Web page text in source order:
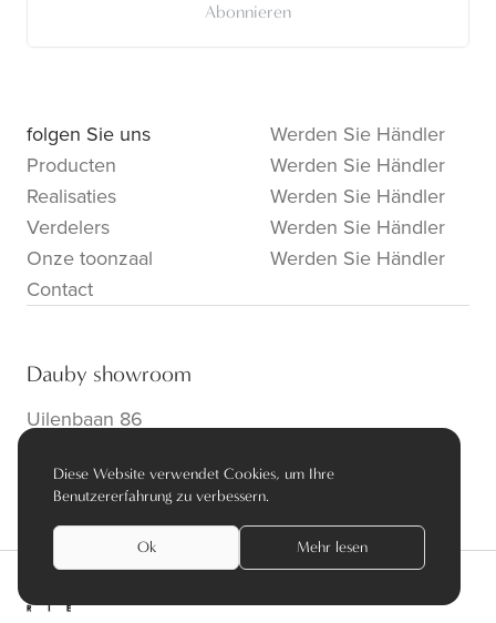
Abonnieren
folgen Sie uns
Producten
Realisaties
Verdelers
Onze toonzaal
Contact
Werden Sie Händler
Werden Sie Händler
Werden Sie Händler
Werden Sie Händler
Werden Sie Händler
Dauby showroom
Uilenbaan 86
info@dauby.be|+32 3 354 16 86
Diese Website verwendet Cookies, um Ihre
Benutzererfahrung zu verbessern.
Ok Mehr lesen